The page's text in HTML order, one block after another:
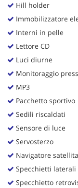
Hill holder
Immobilizzatore
Interni in pelle
Lettore CD
Luci diurne
Monitoraggio
MP3
Pacchetto sportivo
Sedili riscaldati
Sensore di luce
Servosterzo
Navigatore
Specchietti
Specchietto